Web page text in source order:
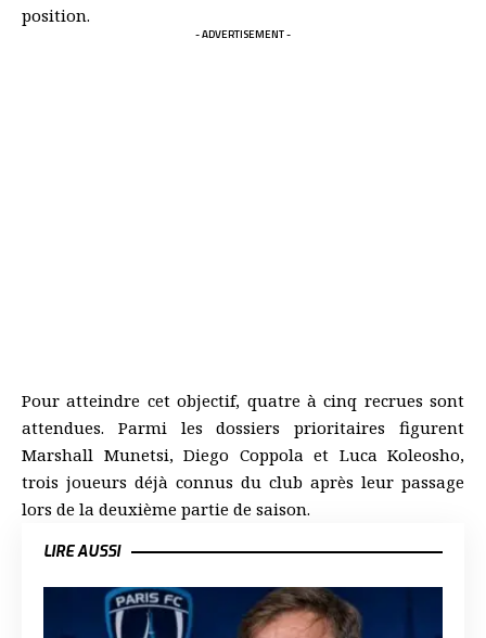
position.
- ADVERTISEMENT -
Pour atteindre cet objectif, quatre à cinq recrues sont
attendues. Parmi les dossiers prioritaires figurent
Marshall Munetsi, Diego Coppola et Luca Koleosho,
trois joueurs déjà connus du club après leur passage
lors de la deuxième partie de saison.
LIRE AUSSI